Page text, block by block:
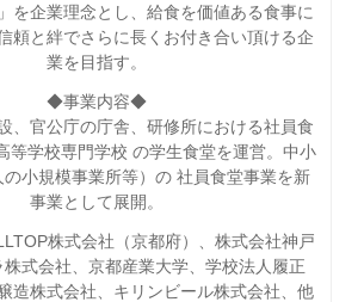
を企業理念とし、給食を価値ある食事に
頼と絆でさらに長くお付き合い頂ける企
業を目指す。
◆事業内容◆
、官公庁の庁舎、研修所における社員食
等学校専門学校 の学生食堂を運営。中小
小規模事業所等）の 社員食堂事業を新
事業として展開。
株式会社（京都府）、株式会社神戸
式会社、京都産業大学、学校法人履正
造株式会社、キリンビール株式会社、他